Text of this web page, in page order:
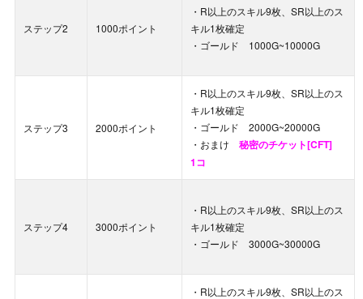
ステップ2 1000ポイント
・R以上のスキル9枚、SR以上のス
キル1枚確定
・ゴールド 1000G~10000G
ステップ3 2000ポイント
・R以上のスキル9枚、SR以上のス
キル1枚確定
・ゴールド 2000G~20000G
・おまけ 秘密のチケット[CFT]
1コ
ステップ4 3000ポイント
・R以上のスキル9枚、SR以上のス
キル1枚確定
・ゴールド 3000G~30000G
・R以上のスキル9枚、SR以上のス